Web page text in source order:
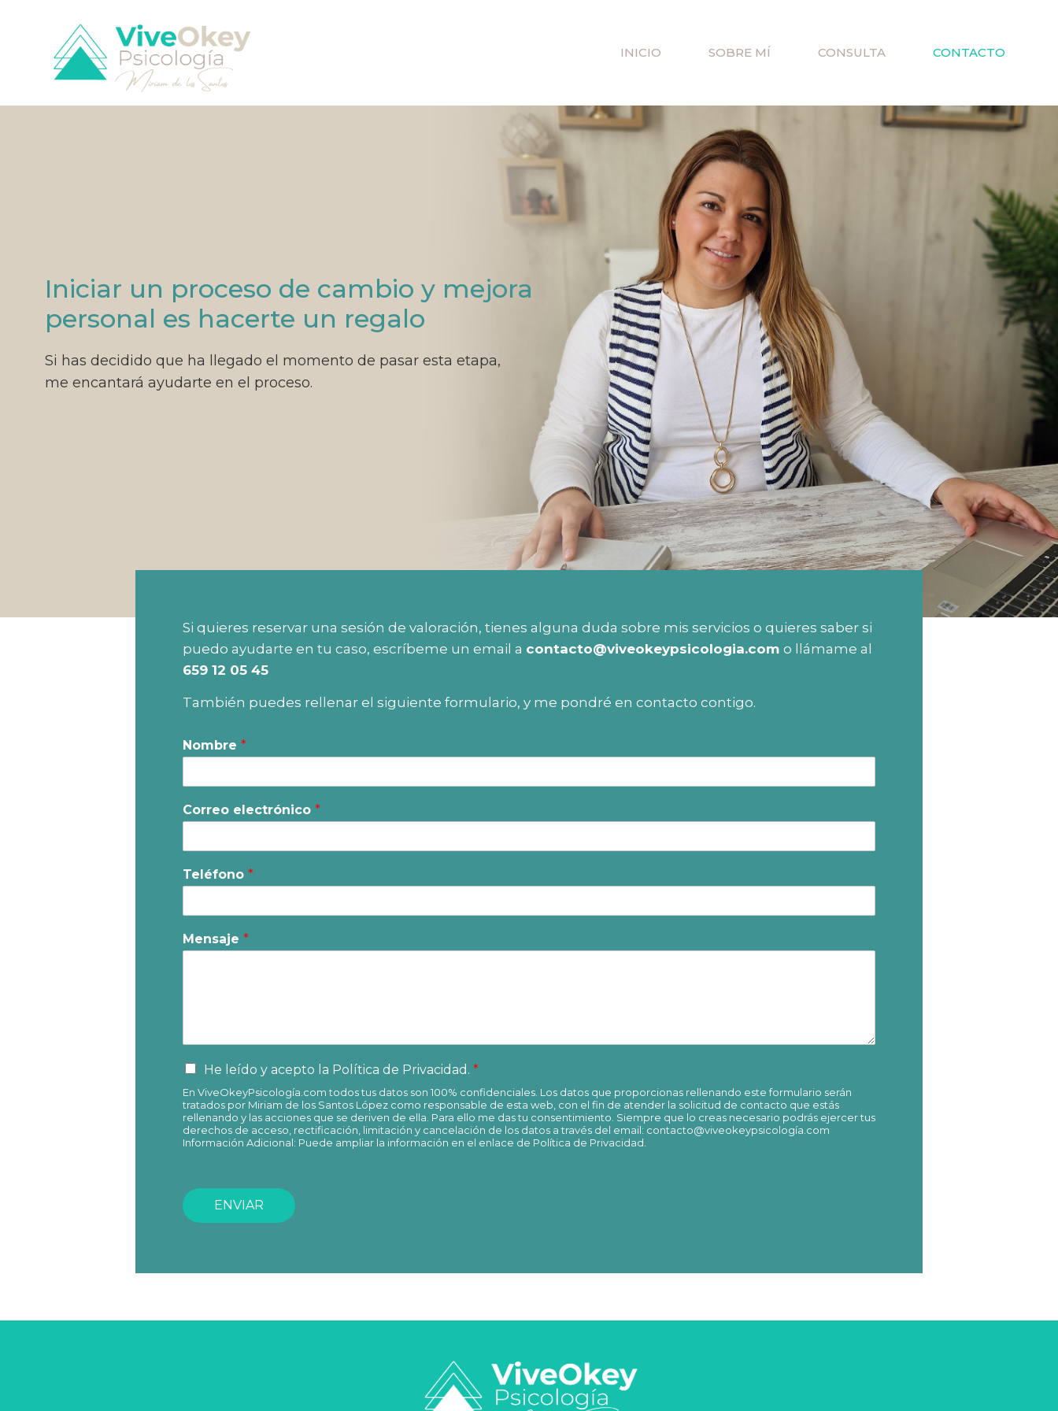
INICIO SOBRE MÍ CONSULTA CONTACTO
Iniciar un proceso de cambio y mejora
personal es hacerte un regalo
Si has decidido que ha llegado el momento de pasar esta etapa,
me encantará ayudarte en el proceso.
Si quieres reservar una sesión de valoración, tienes alguna duda sobre mis servicios o quieres saber si
puedo ayudarte en tu caso, escríbeme un email a contacto@viveokeypsicologia.com o llámame al
659 12 05 45
También puedes rellenar el siguiente formulario, y me pondré en contacto contigo.
Nombre *
Correo electrónico *
Teléfono *
Mensaje *
He leído y acepto la Política de Privacidad. *
En ViveOkeyPsicología.com todos tus datos son 100% confidenciales. Los datos que proporcionas rellenando este formulario serán
tratados por Miriam de los Santos López como responsable de esta web, con el fin de atender la solicitud de contacto que estás
rellenando y las acciones que se deriven de ella. Para ello me das tu consentimiento. Siempre que lo creas necesario podrás ejercer tus
derechos de acceso, rectificación, limitación y cancelación de los datos a través del email: contacto@viveokeypsicología.com
Información Adicional: Puede ampliar la información en el enlace de Política de Privacidad.
ENVIAR